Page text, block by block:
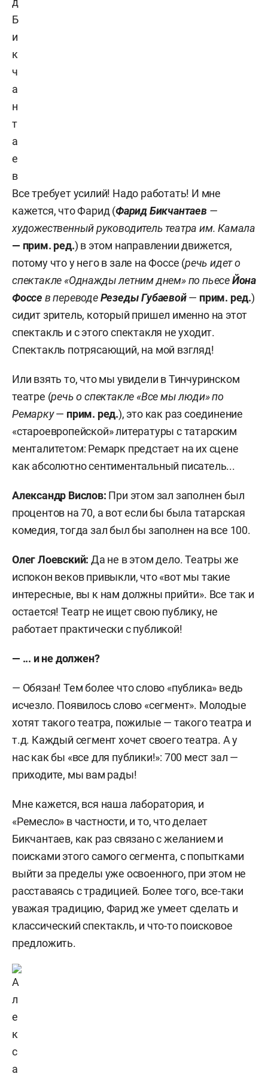
Б
и
к
ч
а
н
т
а
е
в
Все требует усилий! Надо работать! И мне
кажется, что Фарид (Фарид Бикчантаев—
художественный руководитель театра им. Камала
— прим. ред.) в этом направлении движется,
потому что у него в зале на Фоссе (речь идет о
спектакле «Однажды летним днем» по пьесеЙона
Фоссе в переводеРезеды Губаевой— прим. ред.)
сидит зритель, который пришел именно на этот
спектакль и с этого спектакля не уходит.
Спектакль потрясающий, на мой взгляд!
Или взять то, что мы увидели в Тинчуринском
театре (речь о спектакле «Все мы люди» по
Ремарку— прим. ред.), это как раз соединение
«староевропейской» литературы с татарским
менталитетом: Ремарк предстает на их сцене
как абсолютно сентиментальный писатель...
Александр Вислов: При этом зал заполнен был
процентов на 70, а вот если бы была татарская
комедия, тогда зал был бы заполнен на все 100.
Олег Лоевский: Да не в этом дело. Театры же
испокон веков привыкли, что «вот мы такие
интересные, вы к нам должны прийти». Все так и
остается! Театр не ищет свою публику, не
работает практически с публикой!
— ... и не должен?
— Обязан! Тем более что слово «публика» ведь
исчезло. Появилось слово «сегмент». Молодые
хотят такого театра, пожилые — такого театра и
т.д. Каждый сегмент хочет своего театра. А у
нас как бы «все для публики!»: 700 мест зал —
приходите, мы вам рады!
Мне кажется, вся наша лаборатория, и
«Ремесло» в частности, и то, что делает
Бикчантаев, как раз связано с желанием и
поисками этого самого сегмента, с попытками
выйти за пределы уже освоенного, при этом не
расставаясь с традицией. Более того, все-таки
уважая традицию, Фарид же умеет сделать и
классический спектакль, и что-то поисковое
предложить.